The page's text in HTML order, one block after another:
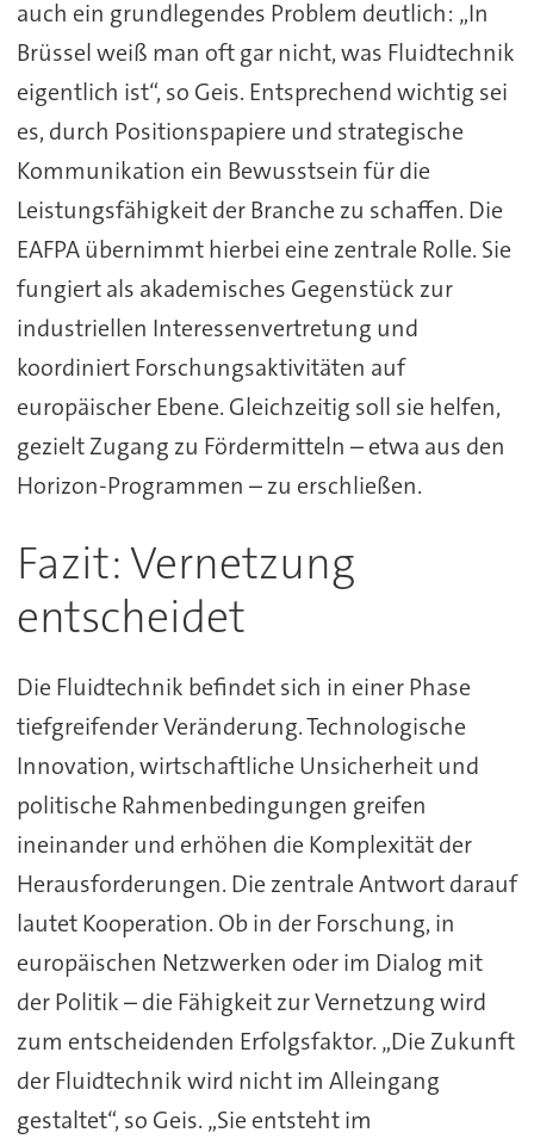
auch ein grundlegendes Problem deutlich: „In
Brüssel weiß man oft gar nicht, was Fluidtechnik
eigentlich ist“, so Geis. Entsprechend wichtig sei
es, durch Positionspapiere und strategische
Kommunikation ein Bewusstsein für die
Leistungsfähigkeit der Branche zu schaffen. Die
EAFPA übernimmt hierbei eine zentrale Rolle. Sie
fungiert als akademisches Gegenstück zur
industriellen Interessenvertretung und
koordiniert Forschungsaktivitäten auf
europäischer Ebene. Gleichzeitig soll sie helfen,
gezielt Zugang zu Fördermitteln – etwa aus den
Horizon-Programmen – zu erschließen.
Fazit: Vernetzung
entscheidet
Die Fluidtechnik befindet sich in einer Phase
tiefgreifender Veränderung. Technologische
Innovation, wirtschaftliche Unsicherheit und
politische Rahmenbedingungen greifen
ineinander und erhöhen die Komplexität der
Herausforderungen. Die zentrale Antwort darauf
lautet Kooperation. Ob in der Forschung, in
europäischen Netzwerken oder im Dialog mit
der Politik – die Fähigkeit zur Vernetzung wird
zum entscheidenden Erfolgsfaktor. „Die Zukunft
der Fluidtechnik wird nicht im Alleingang
gestaltet“, so Geis. „Sie entsteht im